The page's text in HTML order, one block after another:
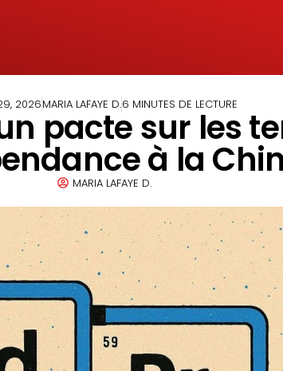
2026MARIA LAFAYE D.6 MINUTES DE LECTURE
pacte sur les
à la
MARIA LAFAYE D.